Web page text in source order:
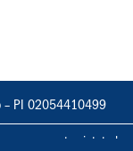
– PI 02054410499
vietata la